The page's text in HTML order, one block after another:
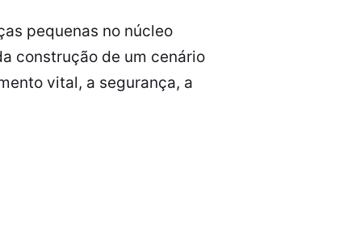
pequenas no núcleo
construção de um cenário
vital, a segurança, a